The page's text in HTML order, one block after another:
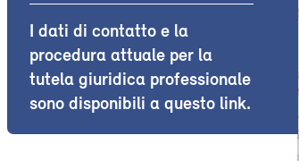
I dati di contatto e la
procedura attuale per la
tutela giuridica professionale
sono disponibili a questo link.